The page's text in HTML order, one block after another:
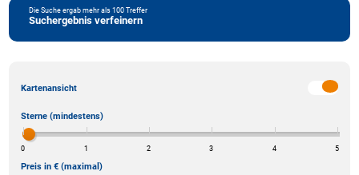
Die Suche ergab mehr als 100 Treffer
Suchergebnis verfeinern
Kartenansicht
Sterne (mindestens)
0 1 2 3 4 5
Preis in € (maximal)